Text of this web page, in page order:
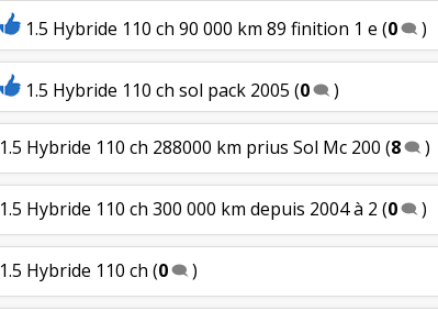
1.5 Hybride 110 ch 90 000 km 89 finition 1 e (0 )
1.5 Hybride 110 ch sol pack 2005 (0 )
1.5 Hybride 110 ch 288000 km prius Sol Mc 200 (8 )
1.5 Hybride 110 ch 300 000 km depuis 2004 à 2 (0 )
1.5 Hybride 110 ch (0 )